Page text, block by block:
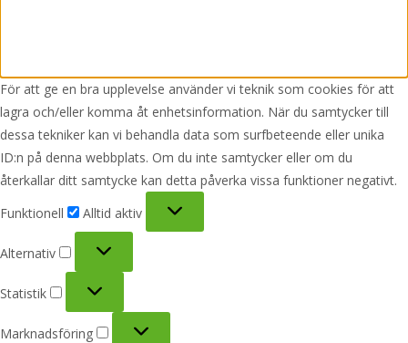
För att ge en bra upplevelse använder vi teknik som cookies för att
lagra och/eller komma åt enhetsinformation. När du samtycker till
dessa tekniker kan vi behandla data som surfbeteende eller unika
ID:n på denna webbplats. Om du inte samtycker eller om du
återkallar ditt samtycke kan detta påverka vissa funktioner negativt.
Funktionell
Alltid aktiv
Alternativ
Statistik
Marknadsföring